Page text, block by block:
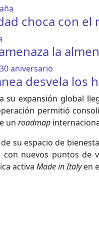
choca con
la
desvela los
su expansión global
permitió
un roadmap
su espacio de
nuevos puntos de
activa Made in Italyen